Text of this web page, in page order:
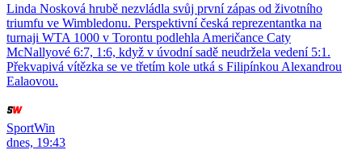
Linda Nosková hrubě nezvládla svůj první zápas od životního
triumfu ve Wimbledonu. Perspektivní česká reprezentantka na
turnaji WTA 1000 v Torontu podlehla Američance Caty
McNallyové 6:7, 1:6, když v úvodní sadě neudržela vedení 5:1.
Překvapivá vítězka se ve třetím kole utká s Filipínkou Alexandrou
Ealaovou.
SportWin
dnes, 19:43